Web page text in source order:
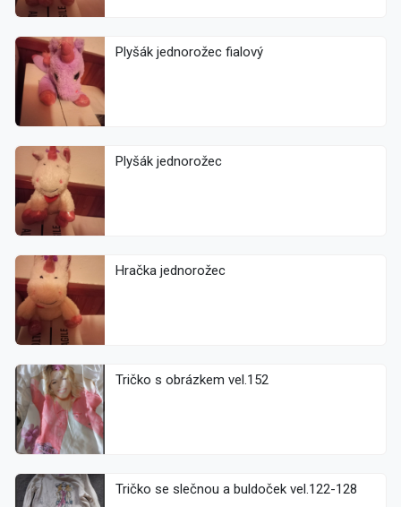
Plyšák jednorožec fialový
Plyšák jednorožec
Hračka jednorožec
Tričko s obrázkem vel.152
Tričko se slečnou a buldoček vel.122-128